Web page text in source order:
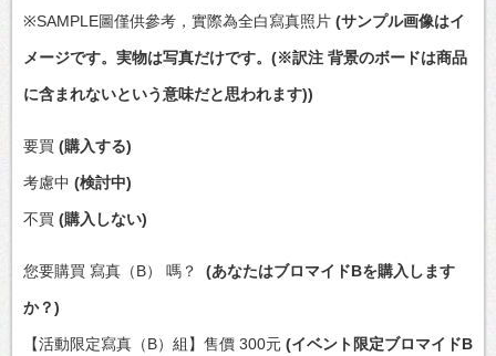
※SAMPLE圖僅供參考，實際為全白寫真照片 (サンプル画像はイ
メージです。実物は写真だけです。(※訳注 背景のボードは商品
に含まれないという意味だと思われます))
要買 (購入する)
考慮中 (検討中)
不買 (購入しない)
您要購買 寫真（B） 嗎？ (あなたはブロマイドBを購入します
か？)
【活動限定寫真（B）組】售價 300元 (イベント限定ブロマイドB